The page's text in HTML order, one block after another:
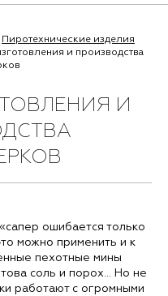
Пиротехнические изделия
и производства
И
ошибается только
можно применить и к
пехотные мины
соль и порох... Но не
работают с огромными